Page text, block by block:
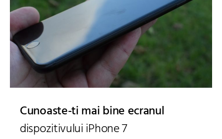
Cunoaste-ti mai bine ecranul
dispozitivului iPhone 7